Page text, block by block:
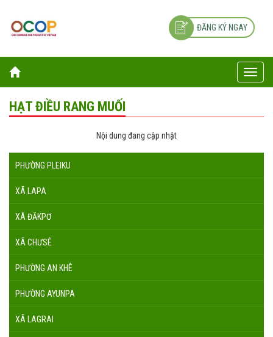
ĐĂNG KÝ NGAY
Toggle
HẠT ĐIỀU RANG MUỐI
Nội dung đang cập nhật
PHƯỜNG PLEIKU
XÃ LAPA
XÃ ĐĂKPƠ
XÃ CHƯSÊ
PHƯỜNG AN KHÊ
PHƯỜNG AYUNPA
XÃ LAGRAI